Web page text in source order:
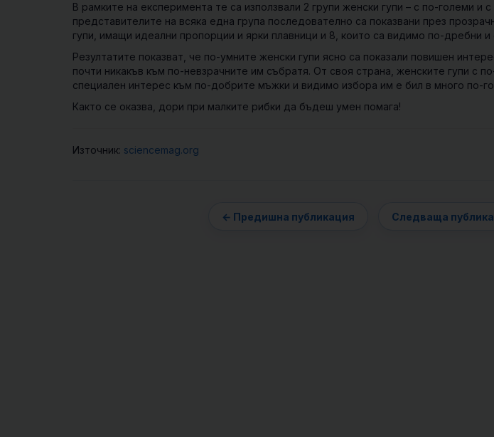
В рамките на експеримента те са използвали 2 групи женски гупи – с по-големи и
представителите на всяка една група последователно са показвани през
гупи, имащи идеални пропорции и ярки плавници и 8, които са видимо по-дребни и
Резултатите показват, че по-умните женски гупи ясно са показали повишен
почти никакъв към по-невзрачните им събратя. От своя страна, женските гупи с
специален интерес към по-добрите мъжки и видимо избора им е бил в много по-
Както се оказва, дори при малките рибки да бъдеш умен помага!
Източник: sciencemag.org